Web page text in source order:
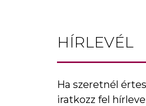
HÍRLEVÉL
Ha szeretnél
iratkozz fel